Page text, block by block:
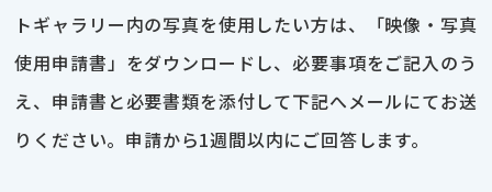
トギャラリー内の写真を使用したい方は、「映像・写真
使用申請書」をダウンロードし、必要事項をご記入のう
え、申請書と必要書類を添付して下記へメールにてお送
りください。申請から1週間以内にご回答します。